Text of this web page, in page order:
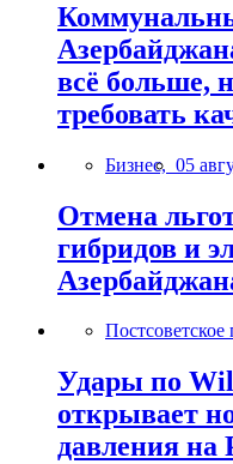
всё больше,
требовать
Бизнес, 05
Отмена
гибридов и
Постсоветское
Удары по
открывает
давления на